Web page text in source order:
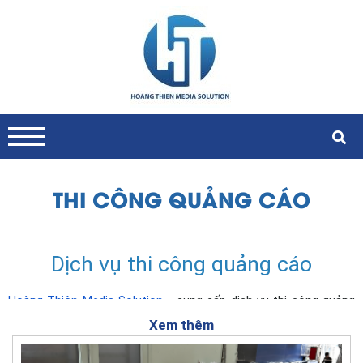
THI CÔNG QUẢNG CÁO
Dịch vụ thi công quảng cáo
Hoàng Thiện Media Solution
- cung cấp dịch vụ thi công quảng
cáo chất lượng cao, đáp ứng đa dạng nhu cầu của bạn. Từ đội
ngũ nhân viên chuyên nghiệp có kinh nghiệm dày dặn trong
việc tư vấn và thi công đến hệ thống máy móc hiện đại, chúng
Xem thêm